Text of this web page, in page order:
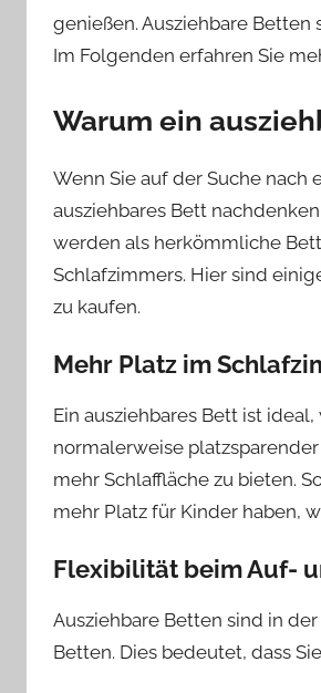
genießen. Ausziehbare
Im Folgenden erfahren Sie
Warum ein
Wenn Sie auf der Suche nach
ausziehbares Bett
werden als herkömmliche
Schlafzimmers. Hier sind
zu kaufen.
Mehr Platz im
Ein ausziehbares Bett ist
normalerweise
mehr Schlaffläche zu bieten.
mehr Platz für Kinder haben,
Flexibilität beim Auf-
Ausziehbare Betten sind in
Betten. Dies bedeutet, dass